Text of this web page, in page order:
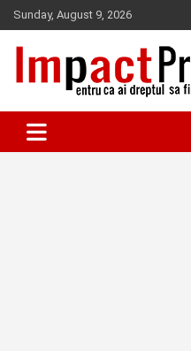
Skip
to
content
Sunday, August 9, 2026
IMPACTPRESS